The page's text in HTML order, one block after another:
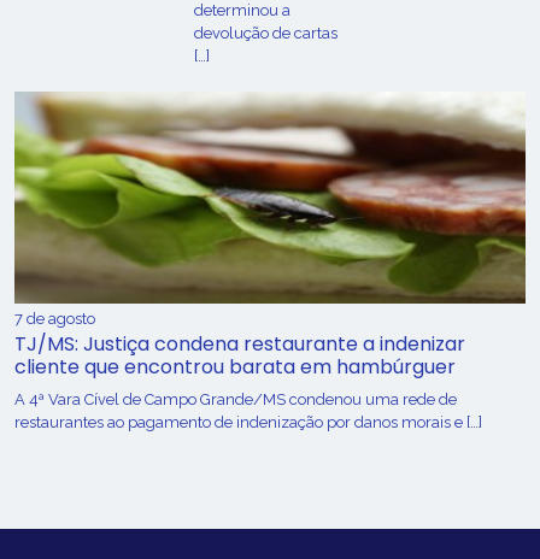
determinou a
devolução de cartas
[…]
7 de agosto
TJ/MS: Justiça condena restaurante a indenizar
cliente que encontrou barata em hambúrguer
A 4ª Vara Cível de Campo Grande/MS condenou uma rede de
restaurantes ao pagamento de indenização por danos morais e […]